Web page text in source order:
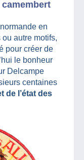
camembert
en
autre motifs,
pour créer de
le bonheur
Delcampe
centaines
de l’état des